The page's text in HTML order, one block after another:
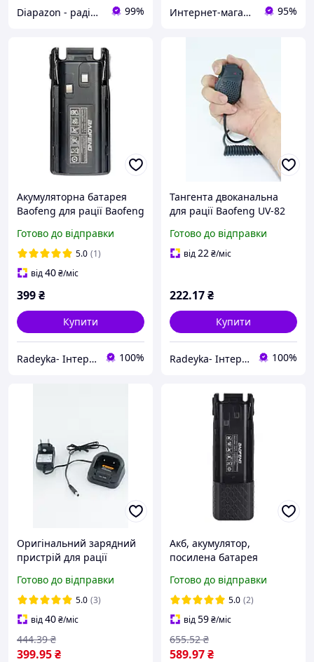
Diapazon - радіостанції та аксесуари 99% Интернет-магазин "Находка" 95%
Акумуляторна батарея
Baofeng для рації Baofeng
Акумулятор для Baofeng
UV82
Готово до відправки
5.0 (1)
від40₴/міс
399₴
Купити
Radeyka- Інтернет магазин рацій та аксесуарів 100%
Тангента двоканальна
для рації Baofeng UV-82
Baofeng UV 82
Готово до відправки
від22₴/міс
222.17₴
Купити
Radeyka- Інтернет магазин рацій та аксесуарів 100%
Оригінальний зарядний
пристрій для рації
(Стакан+Адаптер).
Зарядний пристрій
Baofeng UV82
Готово до відправки
5.0 (3)
від40₴/міс
399.95₴
444.39 ₴
Акб, акумулятор,
посилена батарея
Baofeng UV-82 3800mAh!
Готово до відправки
5.0 (2)
від59₴/міс
589.97₴
655.52 ₴